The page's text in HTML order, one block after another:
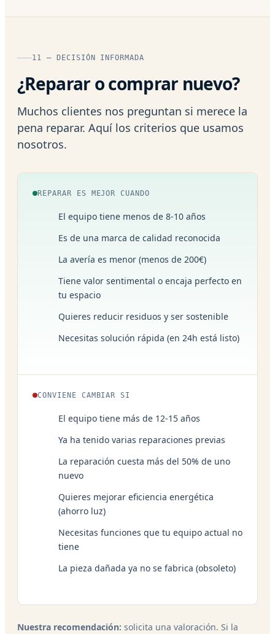
11 — DECISIÓN INFORMADA
¿Reparar o comprar nuevo?
Muchos clientes nos preguntan si merece la
pena reparar. Aquí los criterios que usamos
nosotros.
REPARAR ES MEJOR CUANDO
El equipo tiene menos de 8-10 años
Es de una marca de calidad reconocida
La avería es menor (menos de 200€)
Tiene valor sentimental o encaja perfecto en
tu espacio
Quieres reducir residuos y ser sostenible
Necesitas solución rápida (en 24h está listo)
CONVIENE CAMBIAR SI
El equipo tiene más de 12-15 años
Ya ha tenido varias reparaciones previas
La reparación cuesta más del 50% de uno
nuevo
Quieres mejorar eficiencia energética
(ahorro luz)
Necesitas funciones que tu equipo actual no
tiene
La pieza dañada ya no se fabrica (obsoleto)
Nuestra recomendación: solicita una valoración. Si la